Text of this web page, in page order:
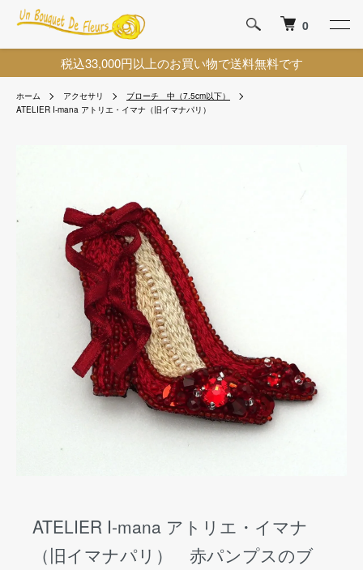
税込33,000円以上のお買い物で送料無料です
0
ホーム アクセサリ
ブローチ 中（7.5cm以下）
ATELIER I-mana アトリエ・イマナ（旧イマナパリ）
ATELIER I-mana アトリエ・イマナ
（旧イマナパリ） 赤パンプスのブ